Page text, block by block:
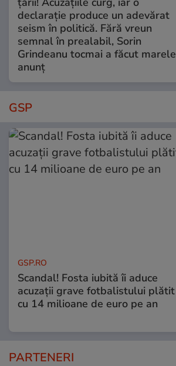
declarație produce un adevărat
seism în politică. Fără vreun
semnal în prealabil, Sorin
Grindeanu tocmai a făcut marele
anunț
GSP
GSP.RO
Scandal! Fosta iubită îi aduce
acuzații grave fotbalistului plătit
cu 14 milioane de euro pe an
PARTENERI